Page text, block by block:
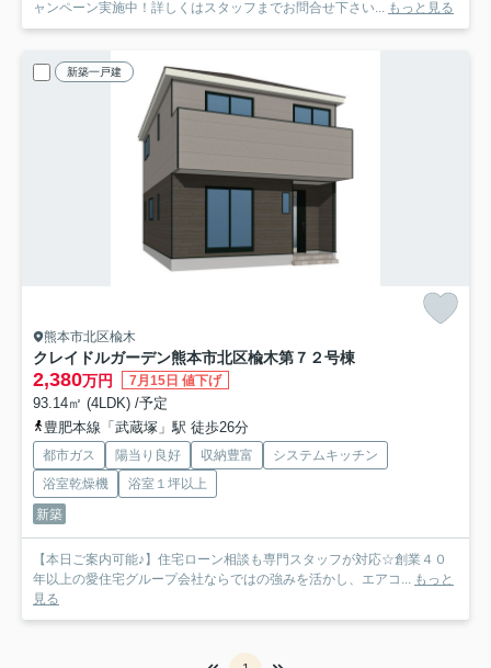
ャンペーン実施中！詳しくはスタッフまでお問合せ下さい...
もっと見る
新築一戸建
熊本市北区楡木
クレイドルガーデン熊本市北区楡木第７ ２号棟
2,380万円 7月15日 値下げ
93.14㎡ (4LDK) /予定
豊肥本線「武蔵塚」駅 徒歩26分
都市ガス 陽当り良好 収納豊富
システムキッチン
浴室乾燥機
浴室１坪以上
新築
【本日ご案内可能♪】住宅ローン相談も専門スタッフが対応☆創業４０
年以上の愛住宅グループ会社ならではの強みを活かし、エアコ...
もっと
見る